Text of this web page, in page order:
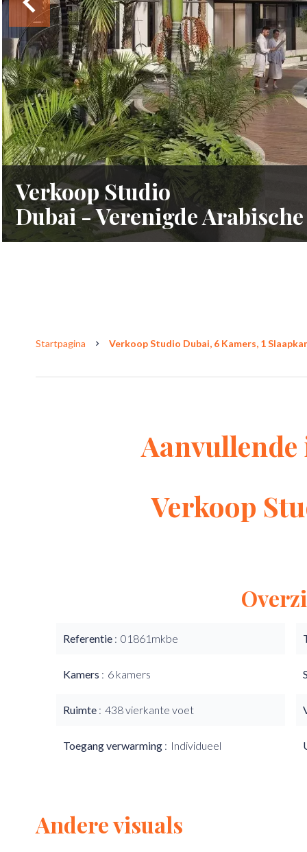
Verkoop Studio
Dubai - Verenigde
Startpagina Verkoop Studio Dubai, 6 Kamers, 1
Verkoop
Referentie 01861mkbe
Kamers 6 kamers
Ruimte 438 vierkante voet
Toegang verwarming Individueel
Andere visuals